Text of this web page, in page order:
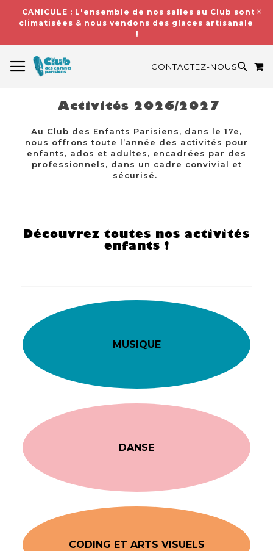
CANICULE : L'ensemble de nos salles au Club sont
climatisées & nous vendons des glaces artisanales
!
CONTACTEZ-NOUS
Activités 2026/2027
Au Club des Enfants Parisiens, dans le 17e,
nous offrons toute l’année des activités pour
enfants, ados et adultes, encadrées par des
professionnels, dans un cadre convivial et
sécurisé.
Découvrez toutes nos activités
enfants !
MUSIQUE
DANSE
CODING ET ARTS VISUELS